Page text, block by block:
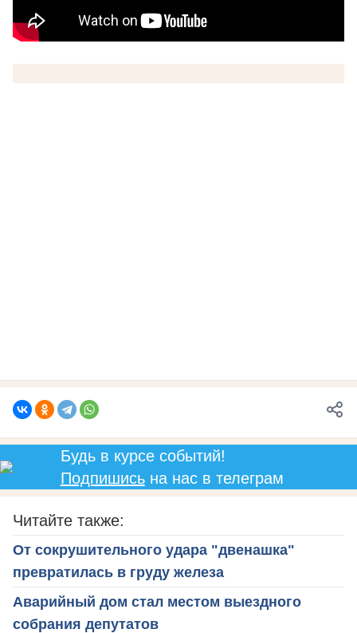
Будь в курсе событий!
Подпишисьна нас в телеграм
Читайте также:
От сокрушительного удара "двенашка"
превратилась в груду железа
Аварийный дом стал местом выездного
собрания депутатов